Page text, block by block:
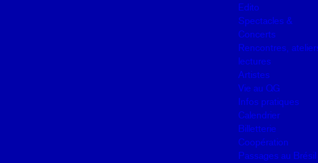
Edito
Spectacles &
Concerts
Rencontres,
lectures
Artistes
Vie au QG
Infos pratiques
Calendrier
Billetterie
Coopération
Passages au Brésil